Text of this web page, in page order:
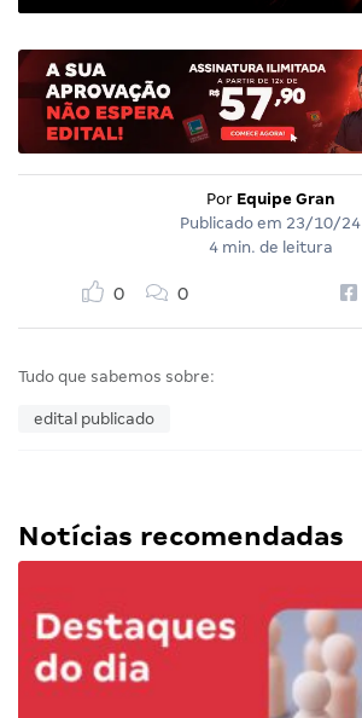
Por Equipe Gran
Publicado em 23/10/24
4 min. de leitura
0 0
Tudo que sabemos sobre:
edital publicado
Notícias recomendadas